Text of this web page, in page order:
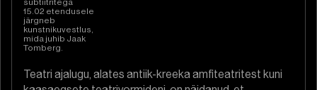
15.02 etendusele
järgneb
kunstnikuvestlus,
mida juhib Jaak
Tomberg.
Teatri ajalugu, alates antiik-kreeka amfiteatritest kuni